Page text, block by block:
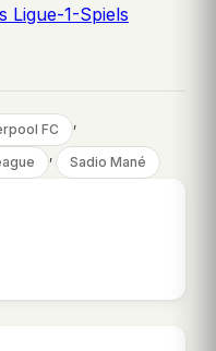
Ligue-1-Spiels
FC ,
, Sadio Mané